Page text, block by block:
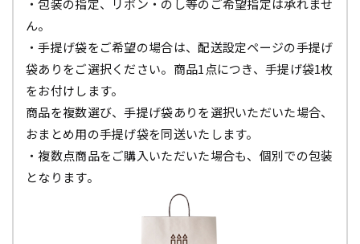
・包装の指定、リボン・のし等のご希望指定は承れませ
ん。
・手提げ袋をご希望の場合は、配送設定ページの手提げ
袋ありをご選択ください。商品1点につき、手提げ袋1枚
をお付けします。
商品を複数選び、手提げ袋ありを選択いただいた場合、
おまとめ用の手提げ袋を同送いたします。
・複数点商品をご購入いただいた場合も、個別での包装
となります。